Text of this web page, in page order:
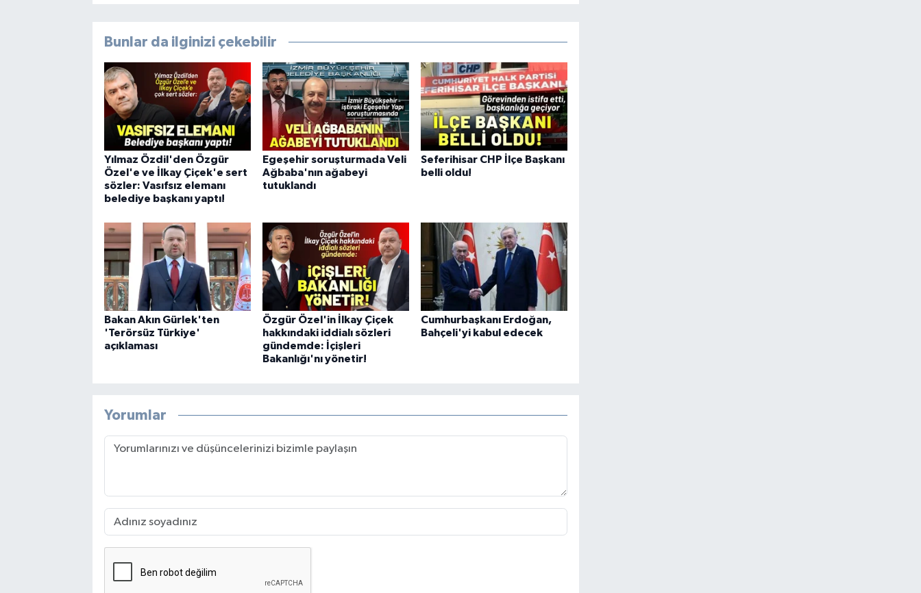
Bunlar da ilginizi çekebilir
Yılmaz Özdil'den Özgür
Özel'e ve İlkay Çiçek'e sert
sözler: Vasıfsız elemanı
belediye başkanı yaptı!
Egeşehir soruşturmada Veli
Ağbaba'nın ağabeyi
tutuklandı
Seferihisar CHP İlçe Başkanı
belli oldu!
Bakan Akın Gürlek'ten
'Terörsüz Türkiye'
açıklaması
Özgür Özel'in İlkay Çiçek
hakkındaki iddialı sözleri
gündemde: İçişleri
Bakanlığı'nı yönetir!
Cumhurbaşkanı Erdoğan,
Bahçeli'yi kabul edecek
Yorumlar